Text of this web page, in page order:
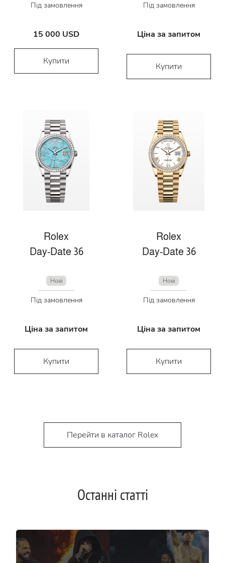
Під замовлення
15 000 USD
Купити
Під замовлення
Ціна за запитом
Купити
Rolex
Day-Date 36
Нові
Під замовлення
Ціна за запитом
Купити
Rolex
Day-Date 36
Нові
Під замовлення
Ціна за запитом
Купити
Перейти в каталог Rolex
Останні статті